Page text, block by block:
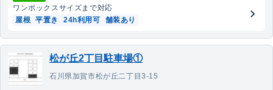
ワンボックスサイズまで対応
屋根 平置き 24h利用可 舗装あり
松が丘2丁目駐車場①
石川県加賀市松が丘二丁目3-15